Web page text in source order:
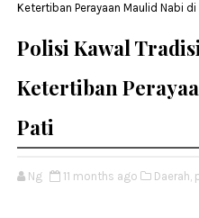
Ketertiban Perayaan Maulid Nabi di
Polisi Kawal
Ketertiban
Pati
Ng 11 months ago Daerah,